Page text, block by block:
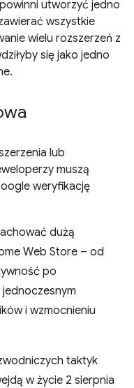
utworzyć jedno
wszystkie
wielu rozszerzeń z
się jako jedno
lub
muszą
weryfikację
dużą
Web Store – od
po
i wzmocnieniu
taktyk
w życie 2 sierpnia